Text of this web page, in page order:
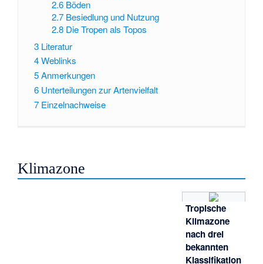
2.6 Böden
2.7 Besiedlung und Nutzung
2.8 Die Tropen als Topos
3 Literatur
4Weblinks
5Anmerkungen
6 Unterteilungen zur Artenvielfalt
7 Einzelnachweise
Klimazone
Tropische
Klimazone
nach drei
bekannten
Klassifikation